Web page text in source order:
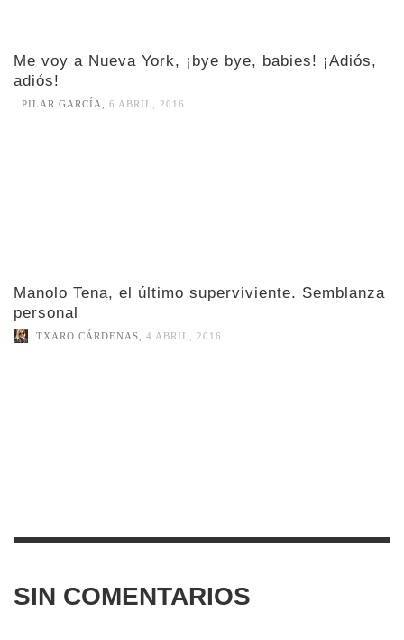
Me voy a Nueva York, ¡bye bye, babies! ¡Adiós,
adiós!
PILAR GARCÍA, 6 ABRIL, 2016
Manolo Tena, el último superviviente. Semblanza
personal
TXARO CÁRDENAS 4 ABRIL, 2016
SIN COMENTARIOS